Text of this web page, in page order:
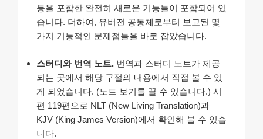
등을 포함한 완전히 새로운 기능들이 포함되어 있
습니다. 더하여, 유버전 공동체로부터 보고된 몇
가지 기능적인 문제점들을 바로 잡았습니다.
스터디와 번역 노트. 번역과 스터디 노트가 제공
되는 곳에서 해당 구절의 내용에서 직접 볼 수 있
게 되었습니다. (노트 보기를 끌 수 있습니다.) 시
편 119편으로 NLT (New Living Translation)과
KJV (King James Version)에서 확인해 볼 수 있습
니다.